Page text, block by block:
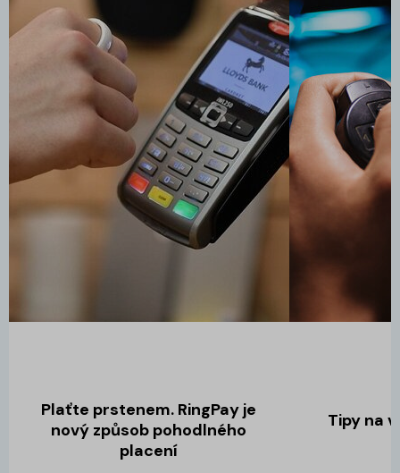
Plaťte prstenem. RingPay je
nový způsob pohodlného
placení
Tipy na